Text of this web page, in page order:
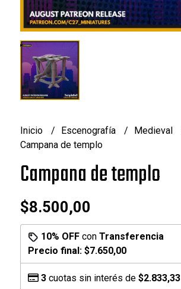
Inicio Escenografía
Medieval
Campana de templo
Campana de templo
$8.500,00
10% OFFcon Transferencia
Precio final: $7.650,00
3cuotas sin interés de $2.833,33